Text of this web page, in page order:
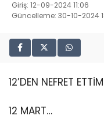
Giriş: 12-09-2024 11:06
Güncelleme: 30-10-2024
12’DEN NEFRET
12 MART…